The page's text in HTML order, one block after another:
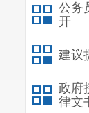
公务
开
建议
政府
律文